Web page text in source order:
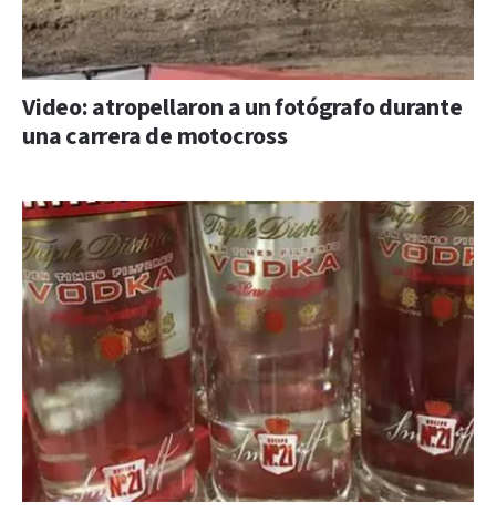
Video: atropellaron a un fotógrafo durante
una carrera de motocross